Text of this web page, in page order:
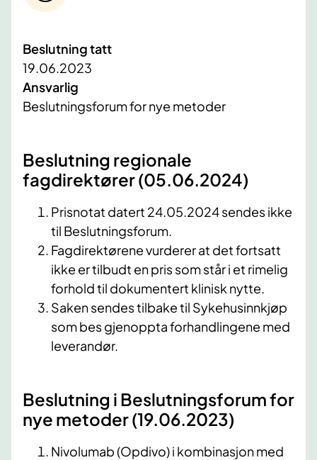
Beslutning tatt
19.06.2023
Ansvarlig
Beslutningsforum for nye metoder
​Beslutning regionale
fagdirektører (05.06.2024)
Prisnotat datert 24.05.2024 sendes ikke
til Beslutningsforum.
Fagdirektørene vurderer at det fortsatt
ikke er tilbudt en pris som står i et rimelig
forhold til dokumentert klinisk nytte.
Saken sendes tilbake til Sykehusinnkjøp
som bes gjenoppta forhandlingene med
leverandør.
Beslutning i Beslutningsforum for
nye metoder (19.06.2023)
Nivolumab (Opdivo) i kombinasjon med